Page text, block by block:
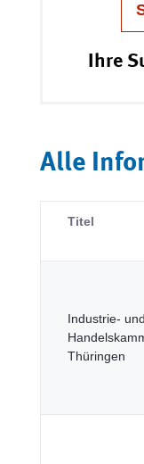
Ihre
Alle
Titel
Industrie- und
Thüringen